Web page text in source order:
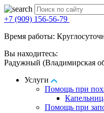
+7 (909) 156-56-79
Время работы:
Вы находитесь:
Радужный (Владимирская
Услуги
Помощь при
Помощь при